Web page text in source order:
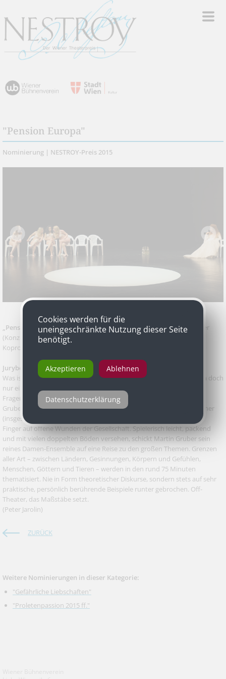
"Pension Europa"
Nominierung | NESTROY-Preis 2015
„Pension Europa“von „aktionstheater ensemble“ und Martin Gruber
(Konzept, Regie), Text: Ensemble mit Claudia Tondl, Uraufführung, in
Koproduktion „Bregenzer Frühling“ und WERK X, WERK X – Eldorado
Jurybegründung
Was ist Europa? Was kann Europa? Sind wir Europa? Oder ist Europa doch
nur eine Utopie? Wichtige, gerade in der heutigen Zeit existenzielle
Fragen, auf die auch das Theater Antworten sucht. Wie etwa Martin
Gruber mit seinem Vorarlberger aktionstheater ensemble. Als Teil einer
(insgesamt packenden) Trilogie angelegt, legt „Pension Europa“ den
Finger auf offene Wunden der Gesellschaft. Spielerisch leicht, packend
und mit vielen doppelten Böden versehen, schickt Martin Gruber sein
reines Damen-Ensemble auf eine Reise zu den großen Themen. Grenzen
aller Art – zwischen Ländern, Gesinnungen, Körpern und Gefühlen,
Menschen, Göttern und Tieren – werden in den rund 75 Minuten
thematisiert. Nie in Form theoretischer Diskurse, sondern stets auf sehr
praktische, persönlich berührende Beispiele runter gebrochen. Off-
Theater, das Maßstäbe setzt.
(Peter Jarolin)
ZURÜCK
Weitere Nominierungen in dieser Kategorie:
"Gefährliche Liebschaften"
"Proletenpassion 2015 ff."
Cookies werden für die
uneingeschränkte Nutzung dieser Seite
benötigt.
Akzeptieren Ablehnen
Datenschutzerklärung